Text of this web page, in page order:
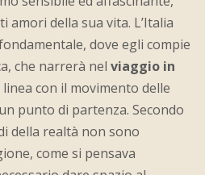
della sua vita. L’Italia
dove egli compie
che narrerà nel viaggio in
con il movimento delle
punto di partenza. Secondo
della realtà non sono
come si pensava